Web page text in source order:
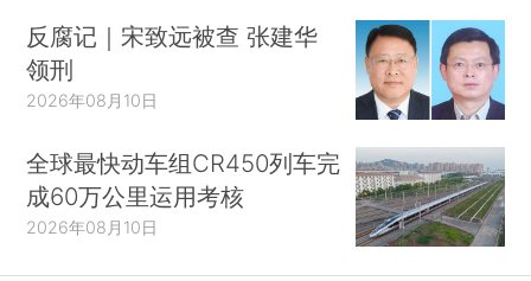
反腐记｜宋致远被查 张建华
领刑
2026年08月10日
全球最快动车组CR450列车完
成60万公里运用考核
2026年08月10日